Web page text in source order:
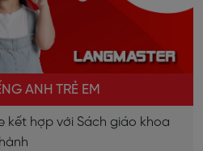
ANH TRẺ EM
kết hợp với Sách giáo khoa